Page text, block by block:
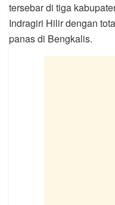
tersebar di tiga
Indragiri Hilir dengan
panas di Bengkalis.